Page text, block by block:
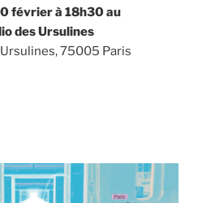
février à 18h30 au
des Ursulines
75005 Paris